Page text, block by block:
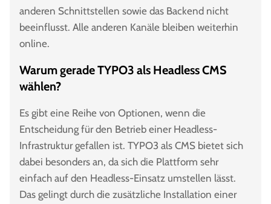
anderen Schnittstellen sowie das Backend nicht
beeinflusst. Alle anderen Kanäle bleiben weiterhin
online.
Warum gerade TYPO3 als Headless CMS
wählen?
Es gibt eine Reihe von Optionen, wenn die
Entscheidung für den Betrieb einer Headless-
Infrastruktur gefallen ist. TYPO3 als CMS bietet sich
dabei besonders an, da sich die Plattform sehr
einfach auf den Headless-Einsatz umstellen lässt.
Das gelingt durch die zusätzliche Installation einer